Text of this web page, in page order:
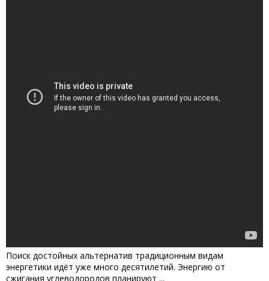
Поиск достойных альтернатив традиционным видам
энергетики идёт уже много десятилетий. Энергию от
сжигания углеводородов планируют ...